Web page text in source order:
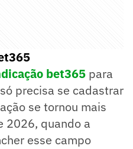
bet365 para
precisa se cadastrar
se tornou mais
2026, quando a
esse campo